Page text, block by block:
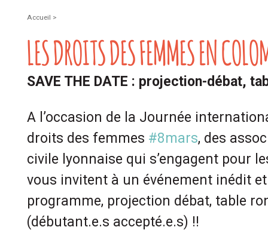
Accueil >
LES DROITS DES FEMMES EN
SAVE THE DATE : projection-débat,
A l’occasion de la Journée
droits des femmes #8mars, des
civile lyonnaise qui s’engagent pour
vous invitent à un événement inédit
programme, projection débat, table
(débutant.e.s accepté.e.s) !!